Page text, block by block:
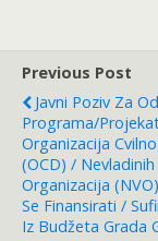
Previous Post
Javni Poziv Za
Programa/
Organizacija
(OCD) / Nevladinih
Organizacija
Se Finansirati /
Iz Budžeta Grada